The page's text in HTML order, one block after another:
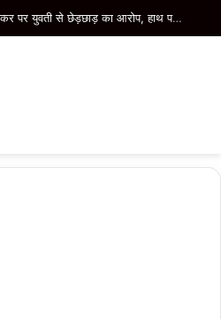
PG Dispute: पीजी के केयरटेकर पर युवती से छेड़छाड़ का आरोप, हाथ पकड़कर रसोई से बाहर निकालने का आरोप